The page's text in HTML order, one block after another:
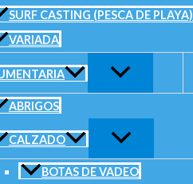
SURF CASTING (PESCA DE PLAYA)
VARIADA
ABRIGOS
CALZADO
BOTAS DE VADEO
10 cm
XS, XXL